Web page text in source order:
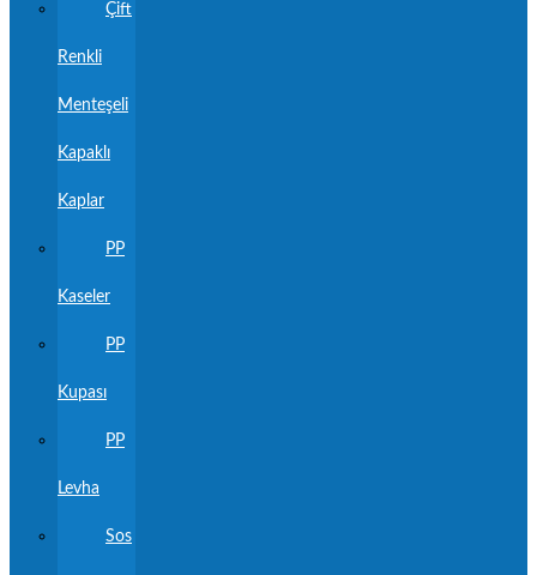
Çift
Renkli
Menteşeli
Kapaklı
Kaplar
PP
Kaseler
PP
Kupası
PP
Levha
Sos